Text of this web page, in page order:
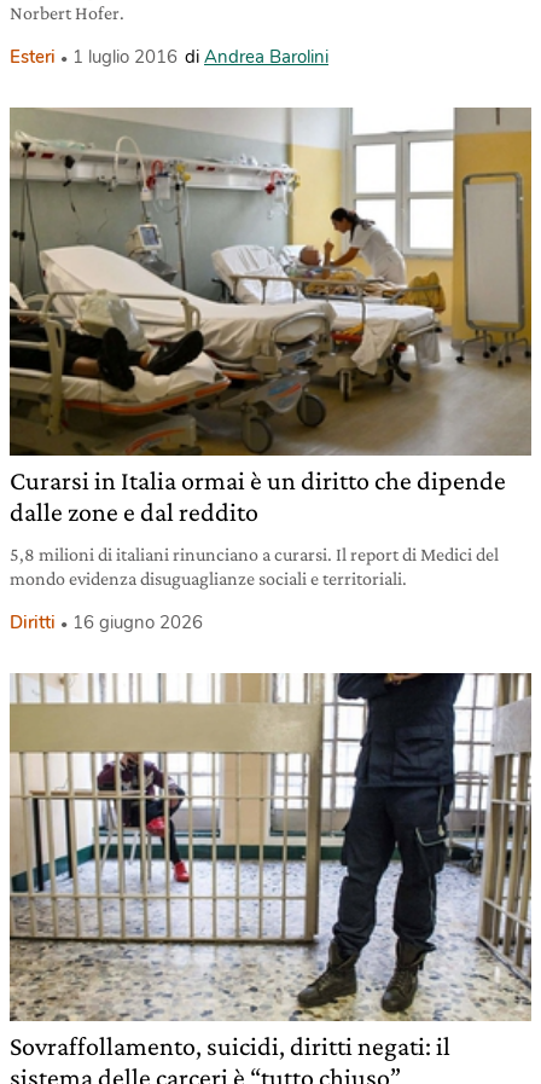
Norbert Hofer.
Esteri 1 luglio 2016 di Andrea Barolini
Curarsi in Italia ormai è un diritto che dipende
dalle zone e dal reddito
5,8 milioni di italiani rinunciano a curarsi. Il report di Medici del
mondo evidenza disuguaglianze sociali e territoriali.
Diritti 16 giugno 2026
Sovraffollamento, suicidi, diritti negati: il
sistema delle carceri è “tutto chiuso”